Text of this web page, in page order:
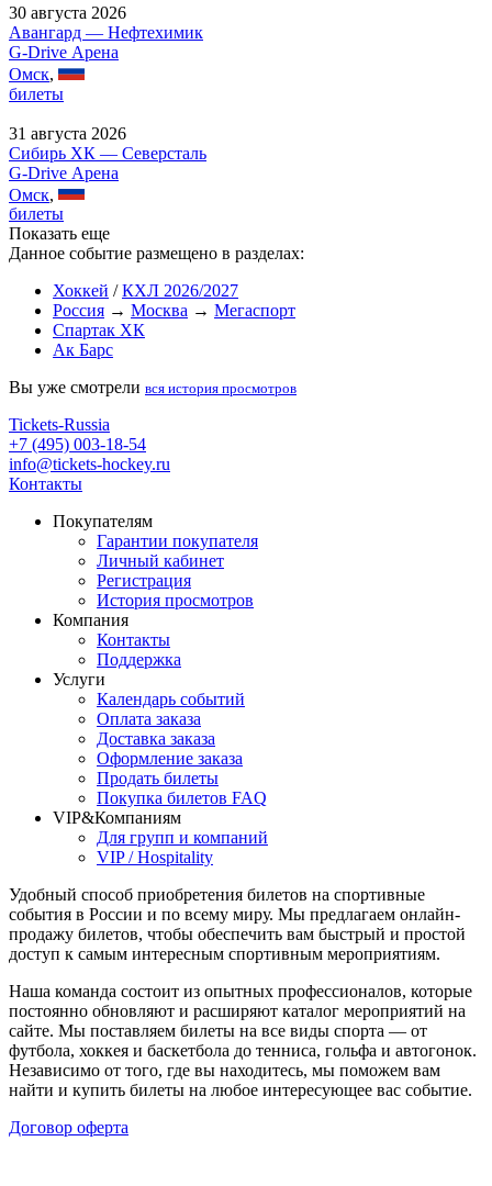
30 августа 2026
Авангард — Нефтехимик
G-Drive Арена
Омск,
билеты
31 августа 2026
Сибирь ХК — Северсталь
G-Drive Арена
Омск,
билеты
Показать еще
Данное событие размещено в разделах:
Хоккей /КХЛ 2026/2027
Россия → Москва → Мегаспорт
Спартак ХК
Ак Барс
Вы уже смотрели вся история просмотров
Tickets-Russia
+7 (495) 003-18-54
info@tickets-hockey.ru
Контакты
Покупателям
Гарантии покупателя
Личный кабинет
Регистрация
История просмотров
Компания
Контакты
Поддержка
Услуги
Календарь событий
Оплата заказа
Доставка заказа
Оформление заказа
Продать билеты
Покупка билетов FAQ
VIP&Компаниям
Для групп и компаний
VIP / Hospitality
Удобный способ приобретения билетов на спортивные
события в России и по всему миру. Мы предлагаем онлайн-
продажу билетов, чтобы обеспечить вам быстрый и простой
доступ к самым интересным спортивным мероприятиям.
Наша команда состоит из опытных профессионалов, которые
постоянно обновляют и расширяют каталог мероприятий на
сайте. Мы поставляем билеты на все виды спорта — от
футбола, хоккея и баскетбола до тенниса, гольфа и автогонок.
Независимо от того, где вы находитесь, мы поможем вам
найти и купить билеты на любое интересующее вас событие.
Договор оферта